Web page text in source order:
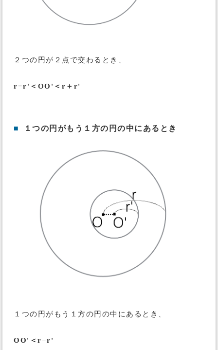
２つの円が２点で交わるとき、
r−r'＜OO'＜r＋r'
■ １つの円がもう１方の円の中にあるとき
１つの円がもう１方の円の中にあるとき、
OO'＜r−r'